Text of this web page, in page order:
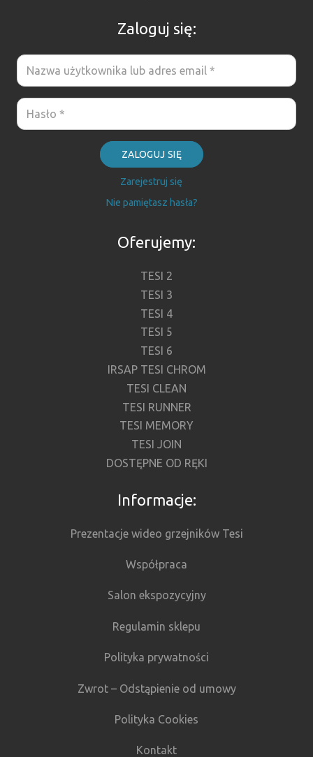
Zaloguj się:
ZALOGUJ SIĘ
Zarejestruj się
Nie pamiętasz hasła?
Oferujemy:
TESI 2
TESI 3
TESI 4
TESI 5
TESI 6
IRSAP TESI CHROM
TESI CLEAN
TESI RUNNER
TESI MEMORY
TESI JOIN
DOSTĘPNE OD RĘKI
Informacje:
Prezentacje wideo grzejników Tesi
Współpraca
Salon ekspozycyjny
Regulamin sklepu
Polityka prywatności
Zwrot – Odstąpienie od umowy
Polityka Cookies
Kontakt